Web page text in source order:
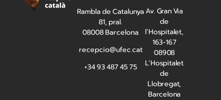
Rambla de Catalunya
81, pral.
08008 Barcelona
recepcio@ufec.cat
+34 93 487 45 75
Av. Gran Via
de
l’Hospitalet,
163-167
08908
L’Hospitalet
de
Llobregat,
Barcelona